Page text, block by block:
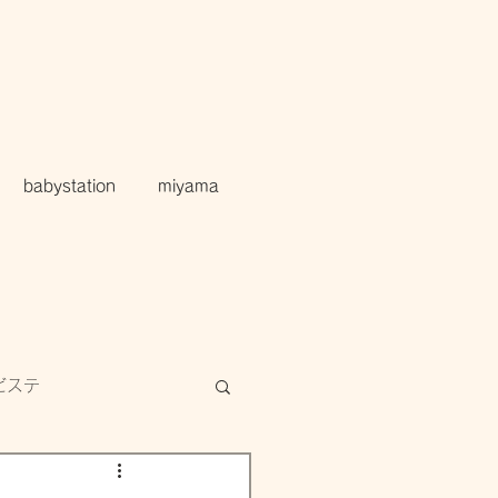
babystation miyama
ステ